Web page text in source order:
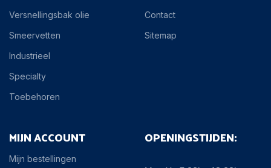
Versnellingsbak olie
Smeervetten
Industrieel
Specialty
Toebehoren
Contact
Sitemap
MIJN ACCOUNT
Mijn bestellingen
OPENINGSTIJDEN: